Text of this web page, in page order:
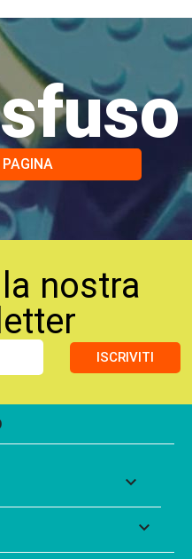
nostra
ISCRIVITI

